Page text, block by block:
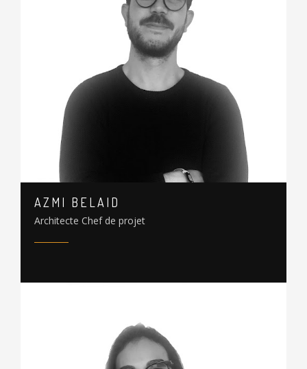
AZMI BELAID
Architecte Chef de projet